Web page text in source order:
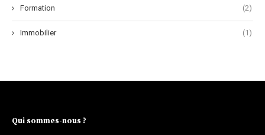
Formation (2)
Immobilier (1)
Qui sommes-nous ?